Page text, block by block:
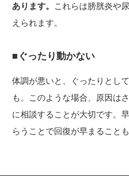
あります。
これらは膀胱炎や
えられます。
■ぐったり動かない
体調が悪いと、ぐったりとし
も。このような場合、原因は
に相談することが大切です。
らうことで回復が早まること